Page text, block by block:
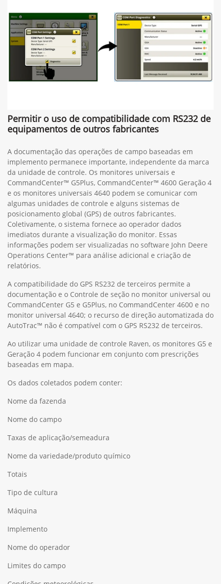
Permitir o uso de compatibilidade com RS232 de
equipamentos de outros fabricantes
A documentação das operações de campo baseadas em
implemento permanece importante, independente da marca
da unidade de controle. Os monitores universais e
CommandCenter™ G5Plus, CommandCenter™ 4600 Geração 4
e os monitores universais 4640 podem se comunicar com
algumas unidades de controle e alguns sistemas de
posicionamento global (GPS) de outros fabricantes.
Coletivamente, o sistema fornece ao operador dados
imediatos durante a visualização do monitor. Essas
informações podem ser visualizadas no software John Deere
Operations Center™ para análise adicional e criação de
relatórios.
A compatibilidade do GPS RS232 de terceiros permite a
documentação e o Controle de seção no monitor universal ou
CommandCenter G5 e G5Plus, no CommandCenter 4600 e no
monitor universal 4640; o recurso de direção automatizada do
AutoTrac™ não é compatível com o GPS RS232 de terceiros.
Ao utilizar uma unidade de controle Raven, os monitores G5 e
Geração 4 podem funcionar em conjunto com prescrições
baseadas em mapa.
Os dados coletados podem conter:
Nome da fazenda
Nome do campo
Taxas de aplicação/semeadura
Nome da variedade/produto químico
Totais
Tipo de cultura
Máquina
Implemento
Nome do operador
Limites do campo